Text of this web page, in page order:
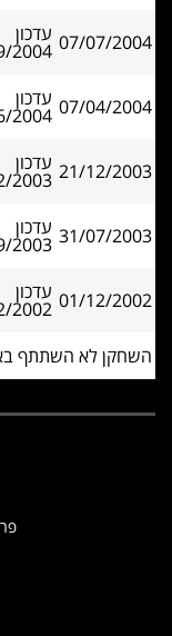
07/07/2004 עדכון
2004
07/04/2004 עדכון
2004
21/12/2003 עדכון
2003
31/07/2003 עדכון
2003
01/12/2002 עדכון
2002
השחקן לא השתתף